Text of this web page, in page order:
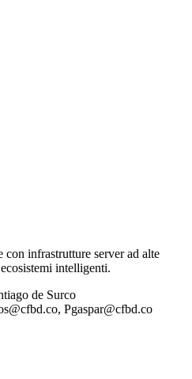
con infrastrutture server ad alte
intelligenti.
de Surco
Pgaspar@cfbd.co